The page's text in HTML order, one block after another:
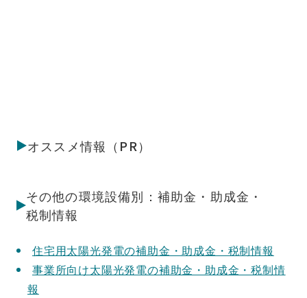
オススメ情報（PR）
その他の環境設備別：補助金・助成金・
税制情報
住宅用太陽光発電の補助金・助成金・税制情報
事業所向け太陽光発電の補助金・助成金・税制情
報